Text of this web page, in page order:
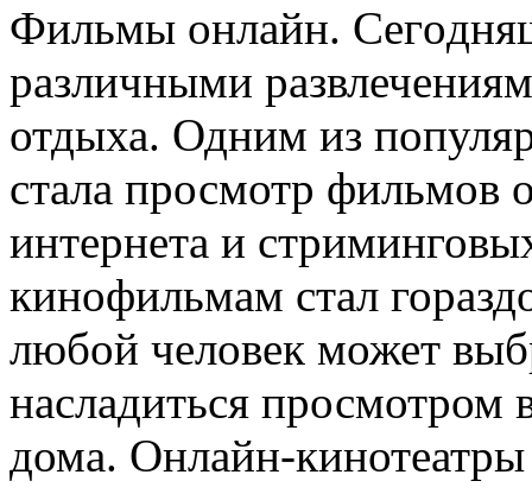
Фильмы oнлaйн.
различными
отдыха. Одним из
стала просмотр фильмов
интернета и
кинофильмам стал
любой человек может
насладиться просмотром
дома. Онлайн-